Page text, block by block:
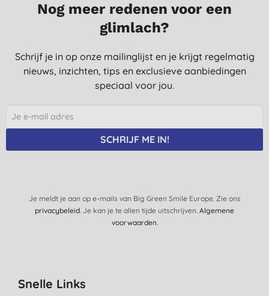
Nog meer redenen voor een
glimlach?
Schrijf je in op onze mailinglijst en je krijgt regelmatig
nieuws, inzichten, tips en exclusieve aanbiedingen
speciaal voor jou.
SCHRIJF ME IN!
Je meldt je aan op e-mails van Big Green Smile Europe. Zie ons
privacybeleid. Je kan je te allen tijde uitschrijven. Algemene
voorwaarden.
Snelle Links